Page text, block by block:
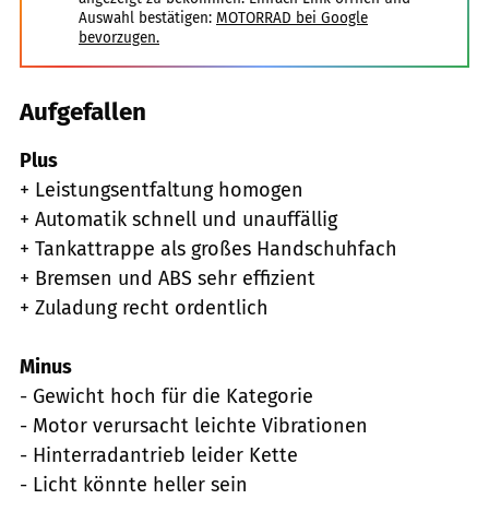
Auswahl bestätigen: MOTORRAD bei Google
bevorzugen.
Aufgefallen
Plus
+ Leistungsentfaltung homogen
+ Automatik schnell und unauffällig
+ Tankattrappe als großes Handschuhfach
+ Bremsen und ABS sehr effizient
+ Zuladung recht ordentlich
Minus
- Gewicht hoch für die Kategorie
- Motor verursacht leichte Vibrationen
- Hinterradantrieb leider Kette
- Licht könnte heller sein